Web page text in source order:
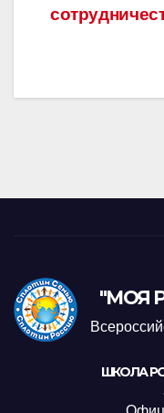
"МОЯ
ШКОЛА